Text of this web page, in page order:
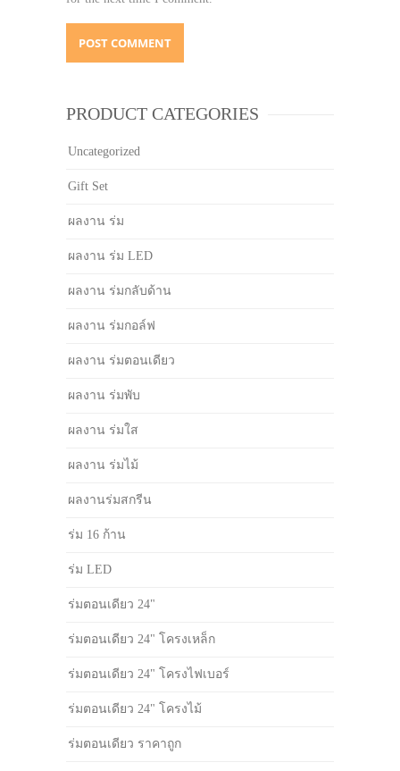
PRODUCT CATEGORIES
Uncategorized
Gift Set
ผลงาน ร่ม
ผลงาน ร่ม LED
ผลงาน ร่มกลับด้าน
ผลงาน ร่มกอล์ฟ
ผลงาน ร่มตอนเดียว
ผลงาน ร่มพับ
ผลงาน ร่มใส
ผลงาน ร่มไม้
ผลงานร่มสกรีน
ร่ม 16 ก้าน
ร่ม LED
ร่มตอนเดียว 24"
ร่มตอนเดียว 24" โครงเหล็ก
ร่มตอนเดียว 24" โครงไฟเบอร์
ร่มตอนเดียว 24" โครงไม้
ร่มตอนเดียว ราคาถูก